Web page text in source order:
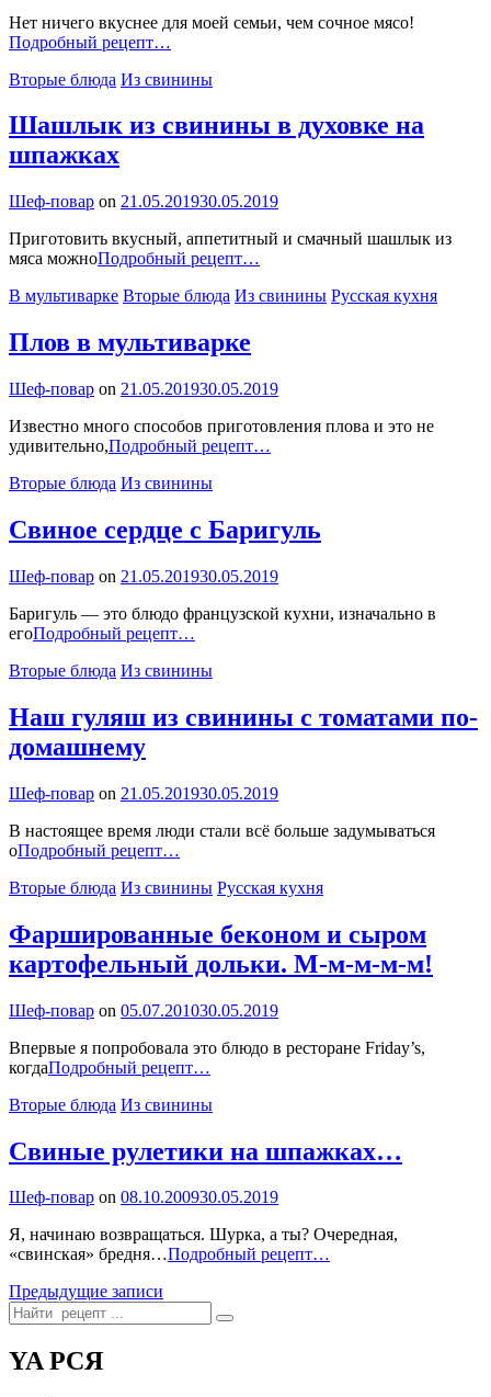
Нет ничего вкуснее для моей семьи, чем сочное мясо!
Подробный рецепт…
свинины
луком
и
Categories
Вторые блюда Из свинины
Шашлык из свинины в духовке на
шпажках
By
Шеф-повар on 21.05.201930.05.2019
Приготовить вкусный, аппетитный и смачный шашлык из
мяса можноПодробный рецепт…
свинины
Categories
В мультиварке Вторые блюда Из свинины Русская кухня
Плов в мультиварке
By
Шеф-повар on 21.05.201930.05.2019
Известно много способов приготовления плова и это не
удивительно,Подробный рецепт…
Categories
Вторые блюда Из свинины
Свиное сердце с Баригуль
By
Шеф-повар on 21.05.201930.05.2019
Баригуль — это блюдо французской кухни, изначально в
егоПодробный рецепт…
с
Categories
Вторые блюда Из свинины
Наш гуляш из свинины с томатами по-
домашнему
By
Шеф-повар on 21.05.201930.05.2019
В настоящее время люди стали всё больше задумываться
оПодробный рецепт…
из
с
томатами
по-
Categories
Вторые блюда Из свинины Русская кухня
Фаршированные беконом и сыром
картофельный дольки. М-м-м-м-м!
By
Шеф-повар on 05.07.201030.05.2019
Впервые я попробовала это блюдо в ресторане Friday’s,
когдаПодробный рецепт…
и
картофельный
дольки.
м-
м-
м-
м!
Categories
Вторые блюда Из свинины
Свиные рулетики на шпажках…
By
Шеф-повар on 08.10.200930.05.2019
Я, начинаю возвращаться. Шурка, а ты? Очередная,
«свинская» бредня…Подробный рецепт…
Навигация
по
записям
Предыдущие записи
Search
for:
YA РСЯ